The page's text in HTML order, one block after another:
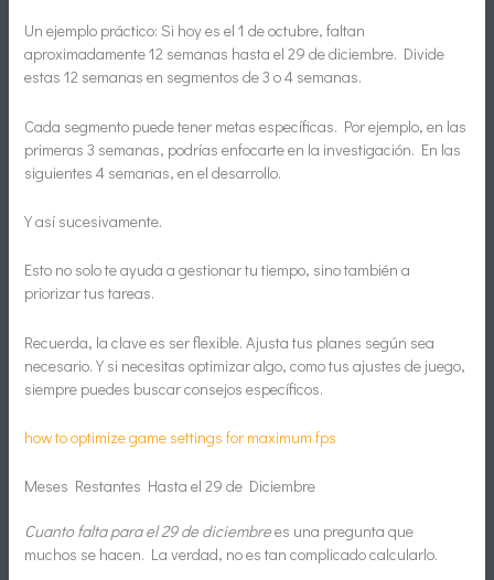
Un ejemplo práctico: Si hoy es el 1 de octubre, faltan
aproximadamente 12 semanas hasta el 29 de diciembre. Divide
estas 12 semanas en segmentos de 3 o 4 semanas.
Cada segmento puede tener metas específicas. Por ejemplo, en las
primeras 3 semanas, podrías enfocarte en la investigación. En las
siguientes 4 semanas, en el desarrollo.
Y así sucesivamente.
Esto no solo te ayuda a gestionar tu tiempo, sino también a
priorizar tus tareas.
Recuerda, la clave es ser flexible. Ajusta tus planes según sea
necesario. Y si necesitas optimizar algo, como tus ajustes de juego,
siempre puedes buscar consejos específicos.
how to optimize game settings for maximum fps
Meses Restantes Hasta el 29 de Diciembre
Cuanto falta para el 29 de diciembrees una pregunta que
muchos se hacen. La verdad, no es tan complicado calcularlo.